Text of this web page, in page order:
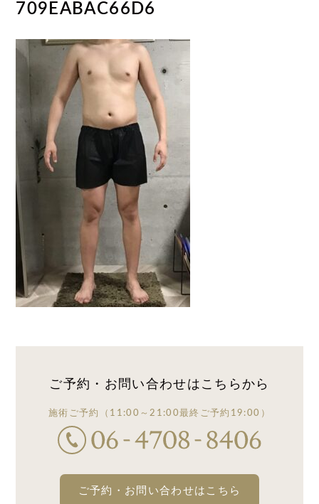
709EABAC66D6
ご予約・お問い合わせはこちらから
施術ご予約 （11:00～21:00最終ご予約19:00）
ご予約・お問い合わせはこちら